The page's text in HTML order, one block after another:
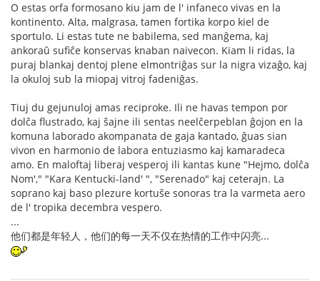
O estas orfa formosano kiu jam de l' infaneco vivas en la
kontinento. Alta, malgrasa, tamen fortika korpo kiel de
sportulo. Li estas tute ne babilema, sed manĝema, kaj
ankoraŭ sufiĉe konservas knaban naivecon. Kiam li ridas, la
puraj blankaj dentoj plene elmontriĝas sur la nigra vizaĝo, kaj
la okuloj sub la miopaj vitroj fadeniĝas.
Tiuj du gejunuloj amas reciproke. Ili ne havas tempon por
dolĉa flustrado, kaj ŝajne ili sentas neelĉerpeblan ĝojon en la
komuna laborado akompanata de gaja kantado, ĝuas sian
vivon en harmonio de labora entuziasmo kaj kamaradeca
amo. En maloftaj liberaj vesperoj ili kantas kune "Hejmo, dolĉa
Nom'," "Kara Kentucki-land' ", "Serenado" kaj ceterajn. La
soprano kaj baso plezure kortuŝe sonoras tra la varmeta aero
de l' tropika decembra vespero.
...
他们都是年轻人，他们的每一天不仅在热情的工作中闪亮...